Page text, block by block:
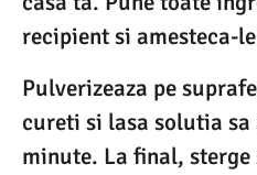
recipient si amesteca-
Pulverizeaza pe
cureti si lasa solutia
minute. La final,